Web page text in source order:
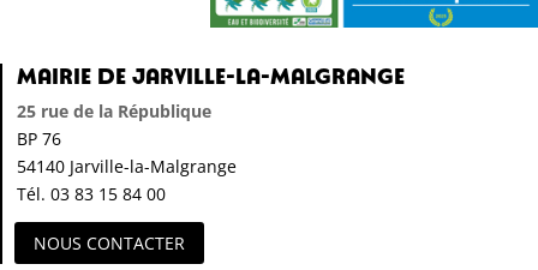
Mairie de Jarville-la-Malgrange
25 rue de la République
BP 76
54140 Jarville-la-Malgrange
Tél. 03 83 15 84 00
NOUS CONTACTER